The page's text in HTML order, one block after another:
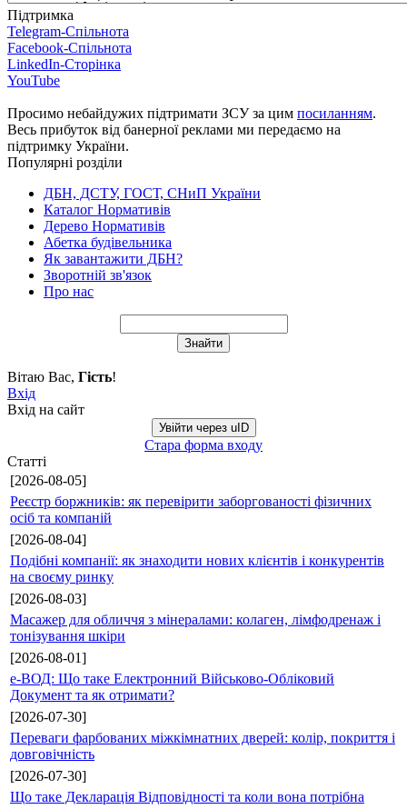
Підтримка
Telegram-Спільнота
Facebook-Спільнота
LinkedIn-Сторінка
YouTube
Просимо небайдужих підтримати ЗСУ за цим посиланням.
Весь прибуток від банерної реклами ми передаємо на
підтримку України.
Популярні розділи
ДБН, ДСТУ, ГОСТ, СНиП України
Каталог Нормативів
Дерево Нормативів
Абетка будівельника
Як завантажити ДБН?
Зворотній зв'язок
Про нас
Вітаю Вас, Гість!
Вхід
Вхід на сайт
Увійти через uID
Стара форма входу
Статті
[2026-08-05]
Реєстр боржників: як перевірити заборгованості фізичних
осіб та компаній
[2026-08-04]
Подібні компанії: як знаходити нових клієнтів і конкурентів
на своєму ринку
[2026-08-03]
Масажер для обличчя з мінералами: колаген, лімфодренаж і
тонізування шкіри
[2026-08-01]
е-ВОД: Що таке Електронний Військово-Обліковий
Документ та як отримати?
[2026-07-30]
Переваги фарбованих міжкімнатних дверей: колір, покриття і
довговічність
[2026-07-30]
Що таке Декларація Відповідності та коли вона потрібна